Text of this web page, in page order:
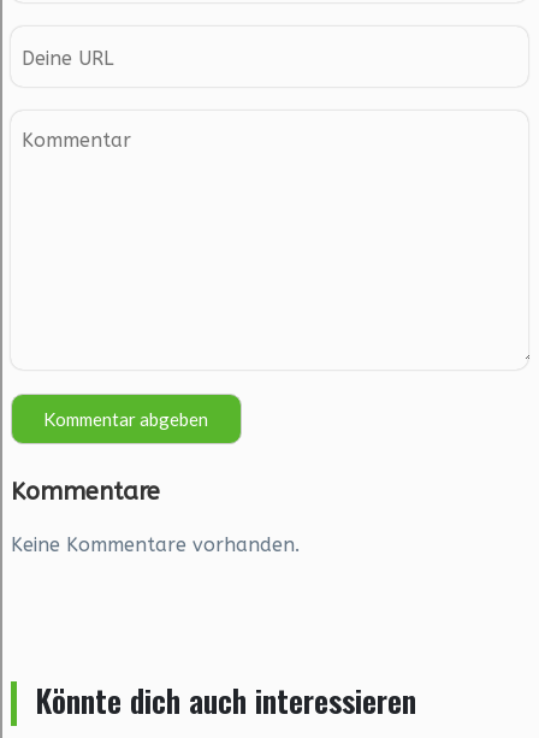
Kommentare
Keine Kommentare vorhanden.
Könnte dich auch interessieren